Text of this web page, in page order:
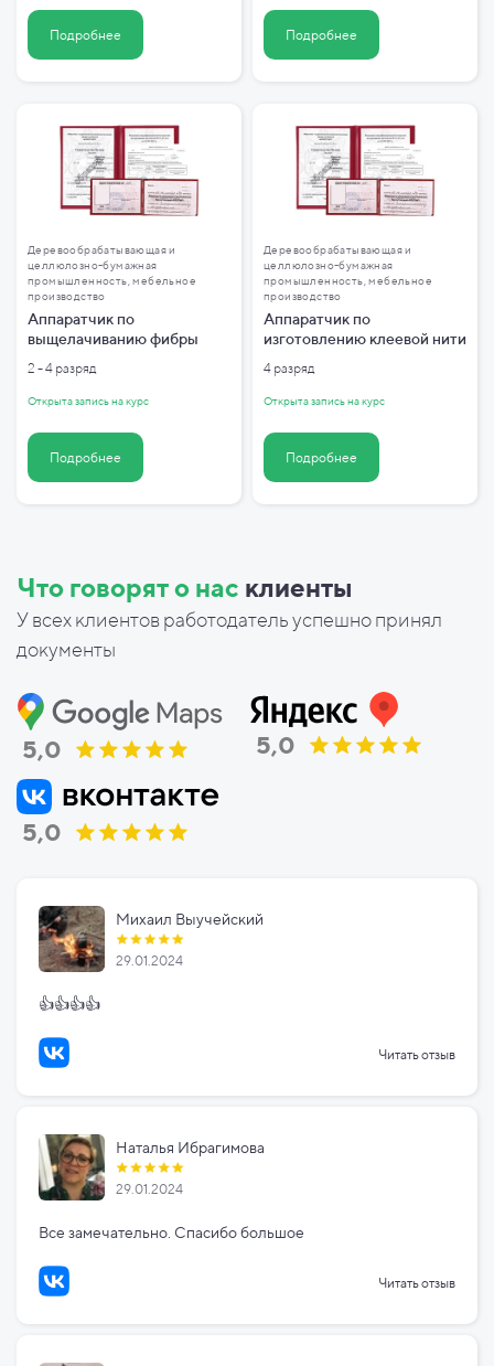
Подробнее Подробнее
Деревообрабатывающая и
целлюлозно-бумажная
промышленность, мебельное
производство
Аппаратчик по
выщелачиванию фибры
2 - 4 разряд
Открыта запись на курс
Подробнее
Деревообрабатывающая и
целлюлозно-бумажная
промышленность, мебельное
производство
Аппаратчик по
изготовлению клеевой нити
4 разряд
Открыта запись на курс
Подробнее
Что говорят о нас клиенты
У всех клиентов работодатель успешно принял
документы
5,0 5,0
5,0
Михаил Выучейский
29.01.2024
👍👍👍👍
Читать отзыв
Наталья Ибрагимова
29.01.2024
Все замечательно. Спасибо большое
Читать отзыв